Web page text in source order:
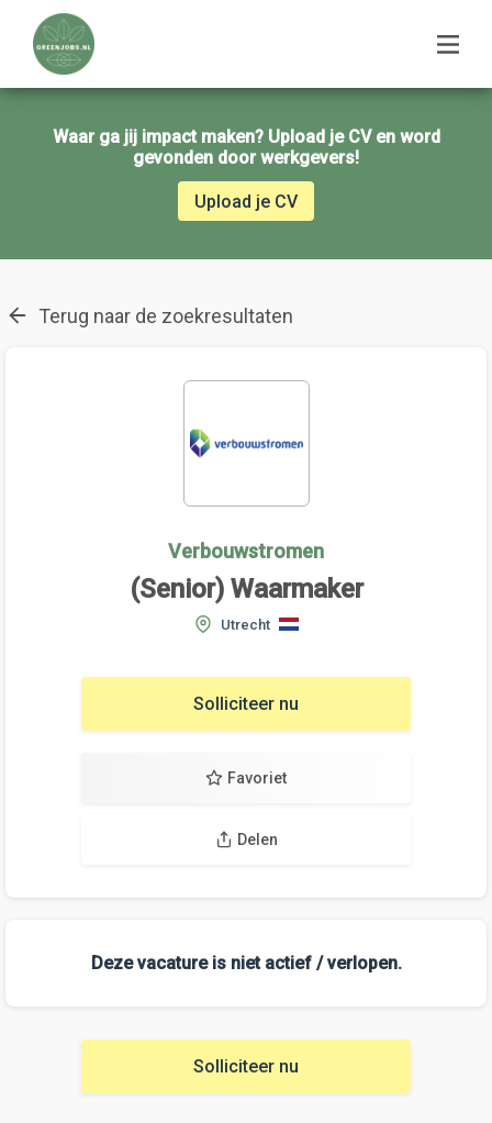
Waar ga jij impact maken? Upload je CV en word
gevonden door werkgevers!
Upload je CV
Terug naar de zoekresultaten
Verbouwstromen
(Senior) Waarmaker
Utrecht
Solliciteer nu
Favoriet
Delen
Deze vacature is niet actief / verlopen.
Solliciteer nu